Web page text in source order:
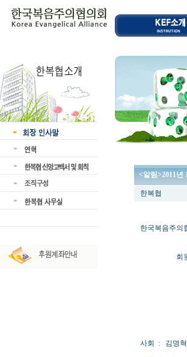
<알림>2011년
한복협
한국복음주의
아래와 같
회원들과
“사랑
사회 : 김명